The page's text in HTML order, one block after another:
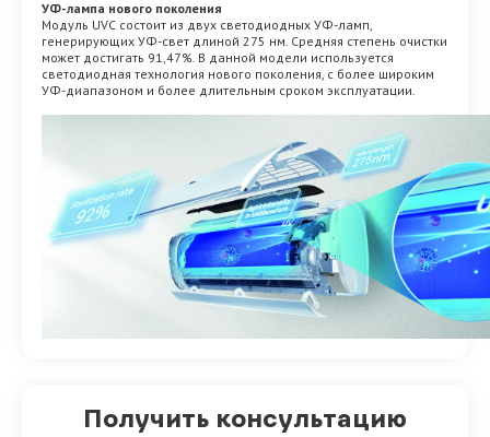
Получить консультацию
УФ-лампа нового поколения
Модуль UVC состоит из двух светодиодных УФ-ламп,
генерирующих УФ-свет длиной 275 нм. Средняя степень очистки
может достигать 91,47%. В данной модели используется
светодиодная технология нового поколения, с более широким
УФ-диапазоном и более длительным сроком эксплуатации.